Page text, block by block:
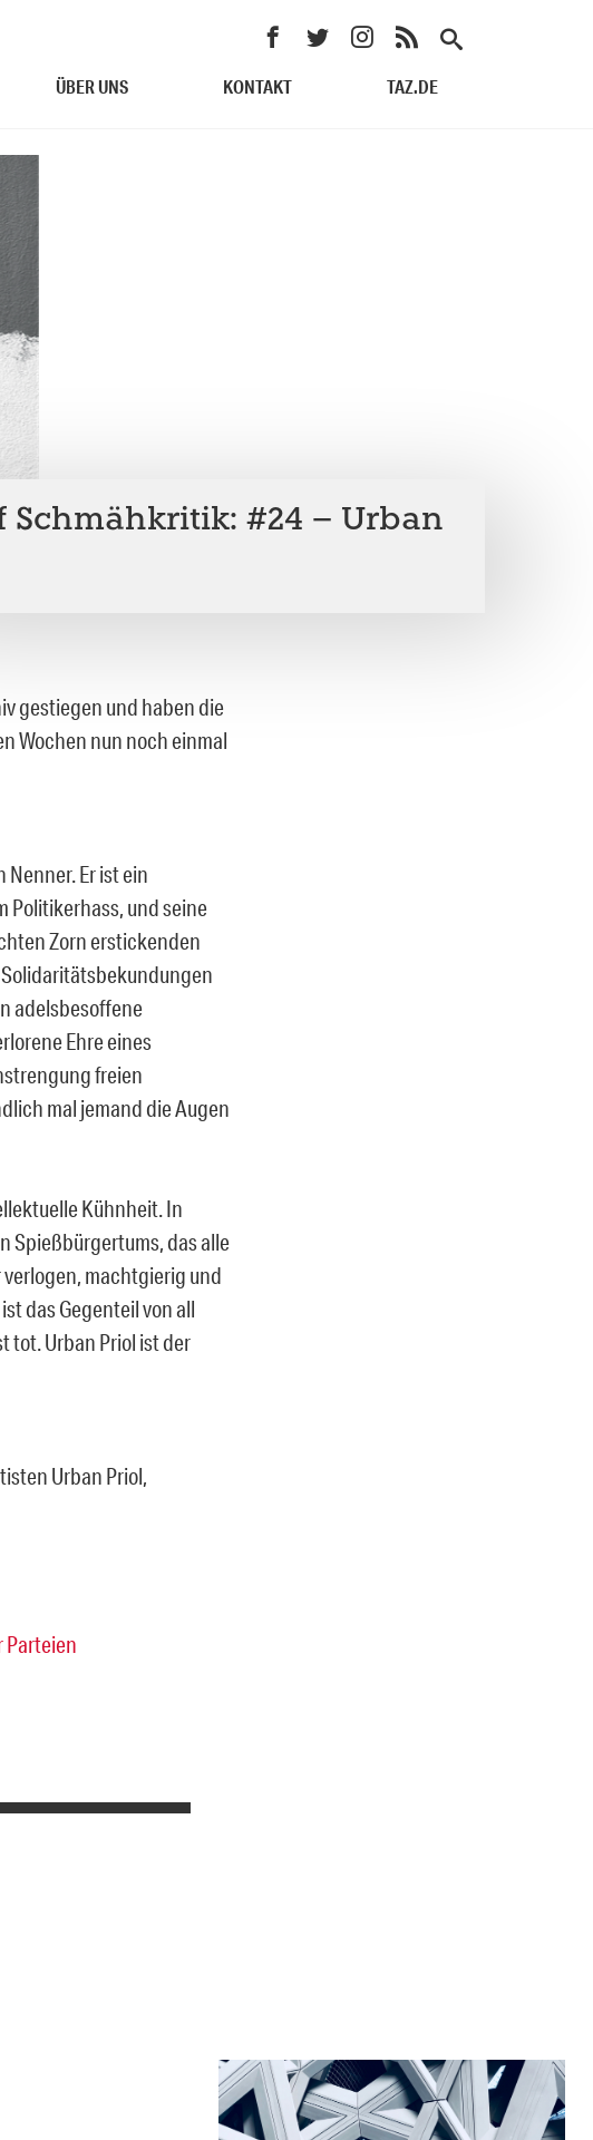
ÜBER UNS KONTAKT TAZ.DE
Schmähkritik: #24 – Urban
gestiegen und haben die
Wochen nun noch einmal
Er ist ein
Politikerhass, und seine
Zorn erstickenden
adelsbesoffene
Ehre eines
freien
mal jemand die Augen
Kühnheit. In
Spießbürgertums, das alle
machtgierig und
das Gegenteil von all
tot. Urban Priol ist der
Urban Priol,